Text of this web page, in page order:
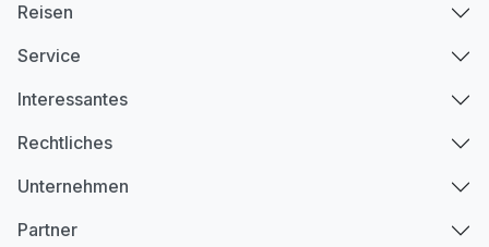
Reisen
Service
Interessantes
Rechtliches
Unternehmen
Partner